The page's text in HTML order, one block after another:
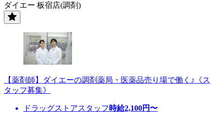
ダイエー 板宿店(調剤)
【薬剤師】ダイエーの調剤薬局・医薬品売り場で働く♪《ス
タッフ募集》
ドラッグストアスタッフ 時給2,100円〜